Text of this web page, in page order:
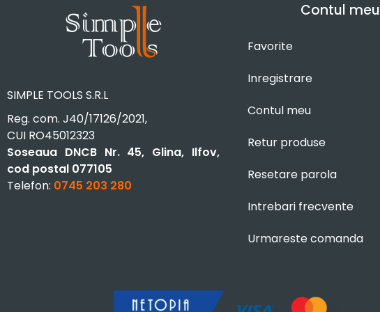
SIMPLE TOOLS S.R.L
Reg. com. J40/17126/2021,
CUI RO45012323
Soseaua DNCB Nr. 45, Glina, Ilfov,
cod postal 077105
Telefon: 0745 203 280
Contul meu
Favorite
Inregistrare
Contul meu
Retur produse
Resetare parola
Intrebari frecvente
Urmareste comanda